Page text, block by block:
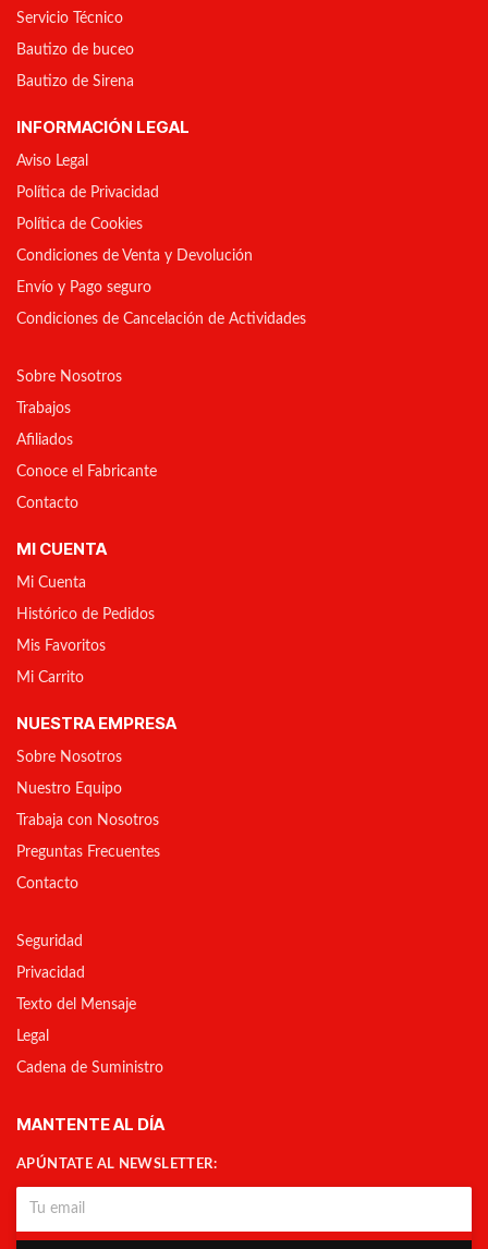
Servicio Técnico
Bautizo de buceo
Bautizo de Sirena
INFORMACIÓN LEGAL
Aviso Legal
Política de Privacidad
Política de Cookies
Condiciones de Venta y Devolución
Envío y Pago seguro
Condiciones de Cancelación de Actividades
Sobre Nosotros
Trabajos
Afiliados
Conoce el Fabricante
Contacto
MI CUENTA
Mi Cuenta
Histórico de Pedidos
Mis Favoritos
Mi Carrito
NUESTRA EMPRESA
Sobre Nosotros
Nuestro Equipo
Trabaja con Nosotros
Preguntas Frecuentes
Contacto
Seguridad
Privacidad
Texto del Mensaje
Legal
Cadena de Suministro
MANTENTE AL DÍA
APÚNTATE AL NEWSLETTER: